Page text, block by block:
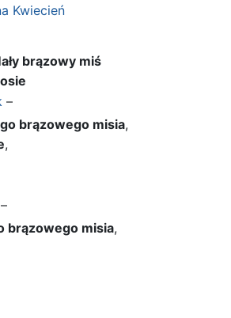
Kwiecień
brązowy miś
–
brązowego misia,
,
–
brązowego misia,